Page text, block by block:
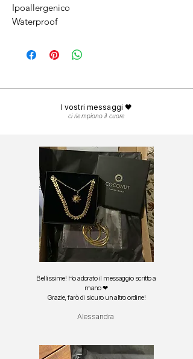
Ipoallergenico
Waterproof
I vostri messaggi 🖤
ci riempiono il cuore
Bellissime! Ho adorato il messaggio scritto a
mano ❤
Grazie, farò di sicuro un altro ordine!
Alessandra